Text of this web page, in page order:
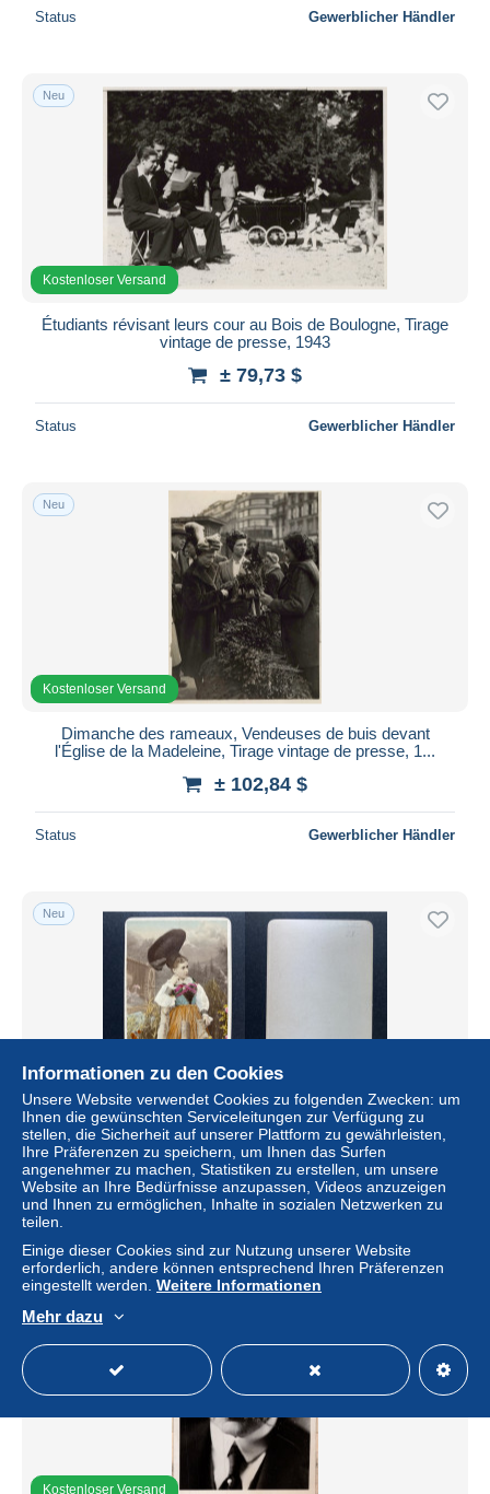
Status Gewerblicher Händler
Neu
Kostenloser Versand
Étudiants révisant leurs cour au Bois de Boulogne, Tirage
vintage de presse, 1943
± 79,73 $
Status Gewerblicher Händler
Neu
Kostenloser Versand
Dimanche des rameaux, Vendeuses de buis devant
l'Église de la Madeleine, Tirage vintage de presse, 1...
± 102,84 $
Status Gewerblicher Händler
Neu
Kostenloser Versand
Richard, Maenedorf, Costume de Thourgovie
± 91,29 $
Status
Kostenloser Versand
Informationen zu den Cookies
Unsere Website verwendet Cookies zu folgenden Zwecken: um
Ihnen die gewünschten Serviceleitungen zur Verfügung zu
stellen, die Sicherheit auf unserer Plattform zu gewährleisten,
Ihre Präferenzen zu speichern, um Ihnen das Surfen
angenehmer zu machen, Statistiken zu erstellen, um unsere
Website an Ihre Bedürfnisse anzupassen, Videos anzuzeigen
und Ihnen zu ermöglichen, Inhalte in sozialen Netzwerken zu
teilen.
Einige dieser Cookies sind zur Nutzung unserer Website
erforderlich, andere können entsprechend Ihren Präferenzen
eingestellt werden. Weitere Informationen
Mehr dazu